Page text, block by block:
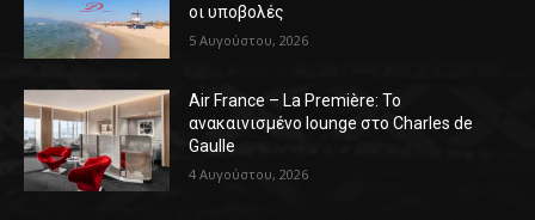
οι υποβολές
5 Αυγούστου, 2026
Air France – La Première: Το
ανακαινισμένο lounge στο Charles de
Gaulle
4 Αυγούστου, 2026